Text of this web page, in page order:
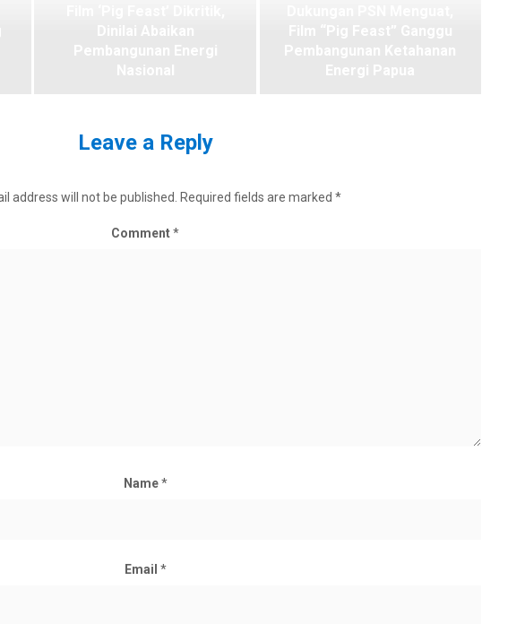
Leave a Reply
address will not be published. Required fields are marked *
Comment*
Name*
Email *